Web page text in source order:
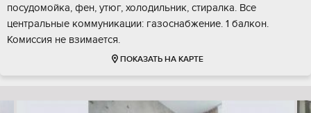
посудомойка, фен, утюг, холодильник, стиралка. Все
центральные коммуникации: газоснабжение. 1 балкон.
Комиссия не взимается.
ПОКАЗАТЬ НА КАРТЕ